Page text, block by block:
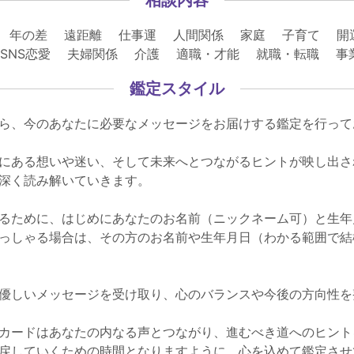
差 遠距離 仕事運 人間関係 家庭 子育て 開
恋愛 夫婦関係 介護 適職・才能 就職・転職 事
鑑定スタイル
、今のあなたに必要なメッセージをお届けする鑑定を行っ
ある想いや迷い、そして未来へとつながるヒントが映し出
く読み解いていきます。
ために、はじめにあなたのお名前（ニックネーム可）と生
しゃる場合は、その方のお名前や生年月日（わかる範囲で
しいメッセージを受け取り、心のバランスや今後の方向性
ードはあなたの内なる声とつながり、進むべき道へのヒン
していくための時間となりますように、心を込めて鑑定さ